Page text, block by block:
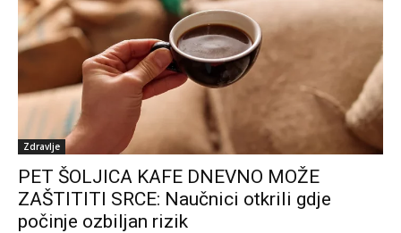
Zdravlje
PET ŠOLJICA KAFE DNEVNO MOŽE
ZAŠTITITI SRCE: Naučnici otkrili gdje
počinje ozbiljan rizik